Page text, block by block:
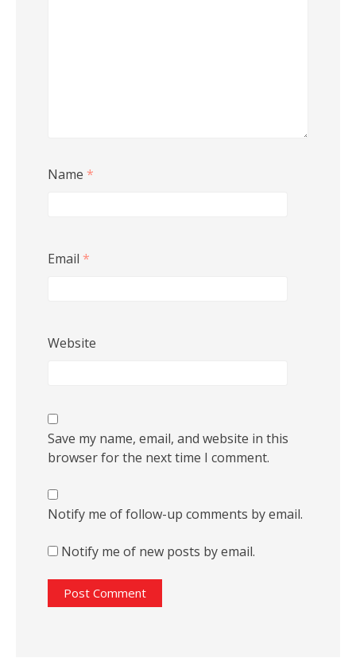
Name *
Email *
Website
Save my name, email, and website in this
browser for the next time I comment.
Notify me of follow-up comments by email.
Notify me of new posts by email.